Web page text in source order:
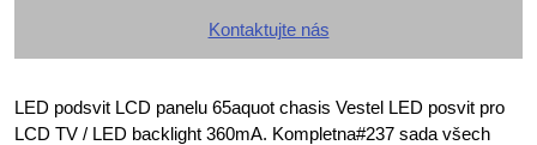
Kontaktujte nás
LED podsvit LCD panelu 65aquot chasis Vestel LED posvit pro
LCD TV / LED backlight 360mA. Kompletna#237 sada všech